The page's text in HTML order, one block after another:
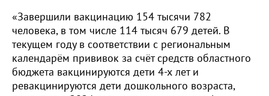
«Завершили вакцинацию 154 тысячи 782
человека, в том числе 114 тысяч 679 детей. В
текущем году в соответствии с региональным
календарём прививок за счёт средств областного
бюджета вакцинируются дети 4-х лет и
ревакцинируются дети дошкольного возраста,